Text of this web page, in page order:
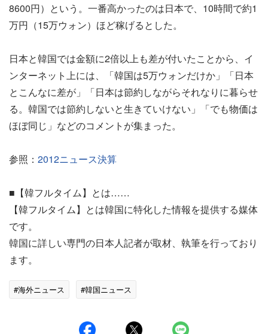
8600円）という。一番高かったのは日本で、10時間で約1
万円（15万ウォン）ほど稼げるとした。
日本と韓国では金額に2倍以上も差が付いたことから、イ
ンターネット上には、「韓国は5万ウォンだけか」「日本
とこんなに差が」「日本は節約しながらそれなりに暮らせ
る。韓国では節約しないと生きていけない」「でも物価は
ほぼ同じ」などのコメントが集まった。
参照： 2012ニュース決算
■【韓フルタイム】とは……
【韓フルタイム】とは韓国に特化した情報を提供する媒体
です。
韓国に詳しい専門の日本人記者が取材、執筆を行っており
ます。
#海外ニュース #韓国ニュース